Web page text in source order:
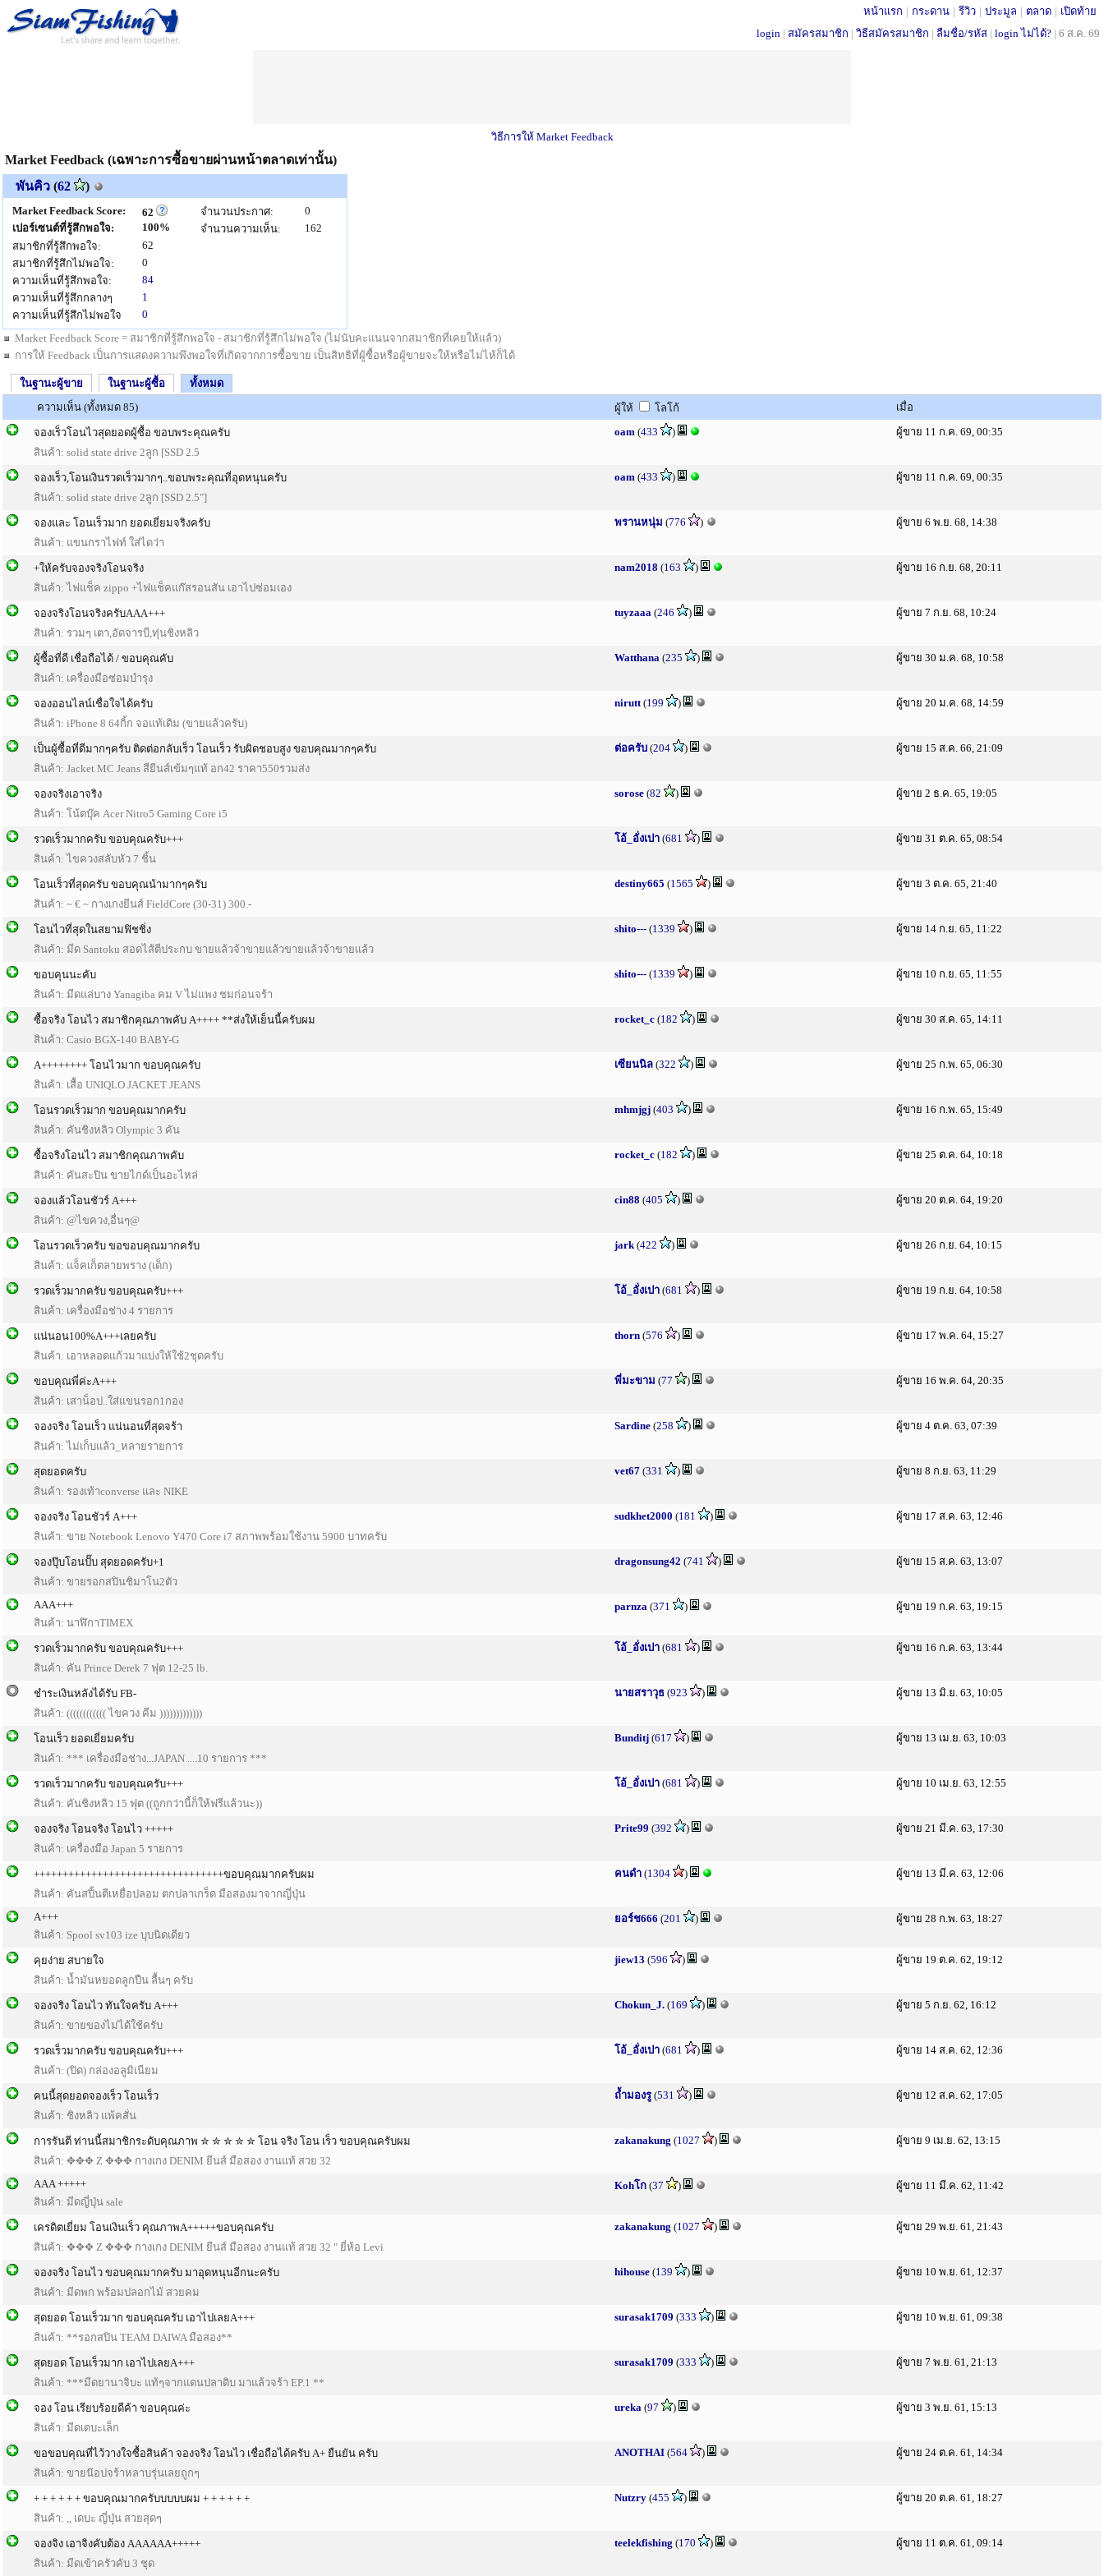
หน้าแรก | กระดาน | รีวิว | ประมูล | ตลาด | เปิดท้าย
login | สมัครสมาชิก | วิธีสมัครสมาชิก | ลืมชื่อ/รหัส | login ไม่ได้? | 6 ส.ค. 69
วิธีการให้ Market Feedback
Market Feedback (เฉพาะการซื้อขายผ่านหน้าตลาดเท่านั้น)
พันคิว (62 )
Market Feedback Score:
62
เปอร์เซนต์ที่รู้สึกพอใจ:
100%
สมาชิกที่รู้สึกพอใจ:
62
สมาชิกที่รู้สึกไม่พอใจ:
0
ความเห็นที่รู้สึกพอใจ:
84
ความเห็นที่รู้สึกกลางๆ
1
ความเห็นที่รู้สึกไม่พอใจ
0
จำนวนประกาศ:
0
จำนวนความเห็น:
162
Market Feedback Score = สมาชิกที่รู้สึกพอใจ - สมาชิกที่รู้สึกไม่พอใจ (ไม่นับคะแนนจากสมาชิกที่เคยให้แล้ว)
การให้ Feedback เป็นการแสดงความพึงพอใจที่เกิดจากการซื้อขาย เป็นสิทธิที่ผู้ซื้อหรือผู้ขายจะให้หรือไม่ไห้ก็ได้
ในฐานะผู้ขาย ในฐานะผู้ซื้อ
ทั้งหมด
ความเห็น (ทั้งหมด 85)
ผู้ให้ โลโก้ เมื่อ
จองเร็วโอนไวสุดยอดผู้ซื้อ ขอบพระคุณครับ
สินค้า: solid state drive 2ลูก [SSD 2.5
oam (433 ) ผู้ขาย 11 ก.ค. 69, 00:35
จองเร็ว,โอนเงินรวดเร็วมากๆ..ขอบพระคุณที่อุดหนุนครับ
สินค้า: solid state drive 2ลูก [SSD 2.5"]
oam (433 ) ผู้ขาย 11 ก.ค. 69, 00:35
จองและ โอนเร็วมาก ยอดเยี่ยมจริงครับ
สินค้า: แขนกราไฟท์ ใส่ไดว่า
พรานหนุ่ม (776 ) ผู้ขาย 6 พ.ย. 68, 14:38
+ให้ครับจองจริงโอนจริง
สินค้า: ไฟแช็ค zippo +ไฟแช็คแก๊สรอนสัน เอาไปซ่อมเอง
nam2018 (163 ) ผู้ขาย 16 ก.ย. 68, 20:11
จองจริงโอนจริงครับAAA+++
สินค้า: รวมๆ เตา,อัดจารบี,ทุ่นชิงหลิว
tuyzaaa (246 ) ผู้ขาย 7 ก.ย. 68, 10:24
ผู้ซื้อที่ดี เชื่อถือได้ / ขอบคุณคับ
สินค้า: เครื่องมือซ่อมบำรุง
Watthana (235 ) ผู้ขาย 30 ม.ค. 68, 10:58
จองออนไลน์เชื่อใจได้ครับ
สินค้า: iPhone 8 64กิ้ก จอแท้เดิม (ขายแล้วครับ)
nirutt(199 ) ผู้ขาย 20 ม.ค. 68, 14:59
เป็นผู้ซื้อที่ดีมากๆครับ ติดต่อกลับเร็ว โอนเร็ว รับผิดชอบสูง ขอบคุณมากๆครับ
สินค้า: Jacket MC Jeans สียีนส์เข้มๆแท้ อก42 ราคา550รวมส่ง
ต่อครับ (204 ) ผู้ขาย 15 ส.ค. 66, 21:09
จองจริงเอาจริง
สินค้า: โน้ตบุ๊ค Acer Nitro5 Gaming Core i5
sorose (82 ) ผู้ขาย 2 ธ.ค. 65, 19:05
รวดเร็วมากครับ ขอบคุณครับ+++
สินค้า: ไขควงสลับหัว 7 ชิ้น
โอ้_อั่งเปา (681 ) ผู้ขาย 31 ต.ค. 65, 08:54
โอนเร็วที่สุดครับ ขอบคุณน้ามากๆครับ
สินค้า: ~ € ~ กางเกงยีนส์ FieldCore (30-31) 300.-
destiny665 (1565 ) ผู้ขาย 3 ต.ค. 65, 21:40
โอนไวที่สุดในสยามฟิชชิ่ง
สินค้า: มีด Santoku สอดไส้ตีประกบ ขายแล้วจ้าขายแล้วขายแล้วจ้าขายแล้ว
shito--- (1339 ) ผู้ขาย 14 ก.ย. 65, 11:22
ขอบคุนนะคับ
สินค้า: มีดแล่บาง Yanagiba คม V ไม่แพง ชมก่อนจร้า
shito--- (1339 ) ผู้ขาย 10 ก.ย. 65, 11:55
ซื้อจริง โอนไว สมาชิกคุณภาพคับ A++++ **ส่งให้เย็นนี้ครับผม
สินค้า: Casio BGX-140 BABY-G
rocket_c (182 ) ผู้ขาย 30 ส.ค. 65, 14:11
A++++++++ โอนไวมาก ขอบคุณครับ
สินค้า: เสื้อ UNIQLO JACKET JEANS
เซียนนิล (322 ) ผู้ขาย 25 ก.พ. 65, 06:30
โอนรวดเร็วมาก ขอบคุณมากครับ
สินค้า: คันชิงหลิว Olympic 3 คัน
mhmjgj (403 ) ผู้ขาย 16 ก.พ. 65, 15:49
ซื้อจริงโอนไว สมาชิกคุณภาพคับ
สินค้า: คันสะปิน ขายไกด์เป็นอะไหล่
rocket_c (182 ) ผู้ขาย 25 ต.ค. 64, 10:18
จองแล้วโอนชัวร์ A+++
สินค้า: @ไขควง,อื่นๆ@
cin88 (405 ) ผู้ขาย 20 ต.ค. 64, 19:20
โอนรวดเร็วครับ ขอขอบคุณมากครับ
สินค้า: แจ็คเก็ตลายพราง (เด็ก)
jark(422 ) ผู้ขาย 26 ก.ย. 64, 10:15
รวดเร็ว​มากครับ​ ​ขอบคุณ​ครับ​+++
สินค้า: เครื่องมือช่าง 4 รายการ
โอ้_อั่งเปา (681 ) ผู้ขาย 19 ก.ย. 64, 10:58
แน่นอน100%A+++เลยครับ
สินค้า: เอาหลอดแก้วมาแบ่งให้ใช้2ชุดครับ​
thorn (576 ) ผู้ขาย 17 พ.ค. 64, 15:27
ขอบคุณพี่ค่ะA+++
สินค้า: เสาน็อป..ใส่แขนรอก1กอง
พี่มะขาม (77 ) ผู้ขาย 16 พ.ค. 64, 20:35
จองจริง โอนเร็ว แน่นอนที่สุดจร้า
สินค้า: ไม่เก็บแล้ว_หลายรายการ
Sardine (258 ) ผู้ขาย 4 ต.ค. 63, 07:39
สุดยอดครับ
สินค้า: รองเท้าconverse และ NIKE
vet67 (331 ) ผู้ขาย 8 ก.ย. 63, 11:29
จองจริง โอนชัวร์ A+++
สินค้า: ขาย Notebook Lenovo Y470 Core i7 สภาพพร้อมใช้งาน 5900 บาทครับ
sudkhet2000 (181 ) ผู้ขาย 17 ส.ค. 63, 12:46
จองปุ๊บโอนปั๊บ สุดยอดครับ+1
สินค้า: ขายรอกสปินชิมาโน2ตัว
dragonsung42 (741 ) ผู้ขาย 15 ส.ค. 63, 13:07
AAA+++
สินค้า: นาฬิกาTIMEX
parnza (371 ) ผู้ขาย 19 ก.ค. 63, 19:15
รวดเร็วมากครับ ขอบคุณครับ+++
สินค้า: คัน Prince Derek 7 ฟุต 12-25 lb.
โอ้_อั่งเปา (681 ) ผู้ขาย 16 ก.ค. 63, 13:44
ชำระเงินหลังได้รับ FB-
สินค้า: (((((((((((( ไขควง คีม )))))))))))))
นายสราวุธ (923 ) ผู้ขาย 13 มิ.ย. 63, 10:05
โอนเร็ว ยอดเยี่ยมครับ
สินค้า: *** เครื่องมือช่าง...JAPAN ....10 รายการ ***
Bunditj (617 ) ผู้ขาย 13 เม.ย. 63, 10:03
รวดเร็วมากครับ ขอบคุณครับ+++
สินค้า: คันชิงหลิว 15 ฟุต ((ถูกกว่านี้ก็ให้ฟรีแล้วนะ))
โอ้_อั่งเปา (681 ) ผู้ขาย 10 เม.ย. 63, 12:55
จองจริง โอนจริง โอนไว +++++
สินค้า: เครื่องมือ Japan 5 รายการ
Prite99 (392 ) ผู้ขาย 21 มี.ค. 63, 17:30
+++++++++++++++++++++++++++++++++ขอบคุณมากครับผม
สินค้า: คันสปิ้นตีเหยื่อปลอม ตกปลาเกร็ด มือสองมาจากญี่ปุ่น
คนดำ (1304 ) ผู้ขาย 13 มี.ค. 63, 12:06
A+++
สินค้า: Spool sv103 ize บุบนิดเดียว
ยอร์ช666 (201 ) ผู้ขาย 28 ก.พ. 63, 18:27
คุยง่าย สบายใจ
สินค้า: น้ำมันหยอดลูกปืน ลื้นๆ ครับ
jiew13 (596 ) ผู้ขาย 19 ต.ค. 62, 19:12
จองจริง โอนไว ทันใจครับ A+++
สินค้า: ขายของไม่ได้ใช้ครับ
Chokun_J. (169 ) ผู้ขาย 5 ก.ย. 62, 16:12
รวดเร็วมากครับ ขอบคุณครับ+++
สินค้า: (ปิด) กล่องอลูมิเนียม
โอ้_อั่งเปา (681 ) ผู้ขาย 14 ส.ค. 62, 12:36
คนนี้สุดยอดจองเร็ว โอนเร็ว
สินค้า: ชิงหลิว แพ้คสั่น
ถ้ำมองรู (531 ) ผู้ขาย 12 ส.ค. 62, 17:05
การรันตี ท่านนี้สมาชิกระดับคุณภาพ ✮ ✮ ✮ ✮ ✮ โอน จริง โอน เร็ว ขอบคุณครับผม
สินค้า: ✥✥✥ Z ✥✥✥ กางเกง DENIM ยีนส์ มือสอง งานแท้ สวย 32
zakanakung (1027 ) ผู้ขาย 9 เม.ย. 62, 13:15
AAA +++++
สินค้า: มีดญี่ปุ่น​ sale
Kohโก (37 ) ผู้ขาย 11 มี.ค. 62, 11:42
เครดิตเยี่ยม โอนเงินเร็ว คุณภาพA+++++ขอบคุณครับ
สินค้า: ✥✥✥ Z ✥✥✥ กางเกง DENIM ยีนส์ มือสอง งานแท้ สวย 32 " ยี่ห้อ Levi
zakanakung (1027 ) ผู้ขาย 29 พ.ย. 61, 21:43
จองจริง โอนไว ขอบคุณมากครับ มาอุดหนุนอีกนะครับ
สินค้า: มีดพก พร้อมปลอกไม้ สวยคม
hihouse (139 ) ผู้ขาย 10 พ.ย. 61, 12:37
สุดยอด โอนเร็วมาก ขอบคุณครับ เอาไปเลยA+++
สินค้า: **รอกสปิน TEAM DAIWA มือสอง**
surasak1709 (333 ) ผู้ขาย 10 พ.ย. 61, 09:38
สุดยอด โอนเร็วมาก เอาไปเลยA+++
สินค้า: ***มีดยานาจิบะ แท้ๆจากแดนปลาดิบ มาแล้วจร้า EP.1 **
surasak1709 (333 ) ผู้ขาย 7 พ.ย. 61, 21:13
จอง โอน เรียบร้อยดีค้า ขอบคุณค่ะ
สินค้า: มีดเดบะเล็ก
ureka (97 ) ผู้ขาย 3 พ.ย. 61, 15:13
ขอขอบคุณที่ไว้วางใจซื้อสินค้า จองจริง โอนไว เชื่อถือได้ครับ A+ ยืนยัน ครับ
สินค้า: ขายน๊อปจร้าหลาบรุ่นเลยถูกๆ
ANOTHAI (564 ) ผู้ขาย 24 ต.ค. 61, 14:34
+ + + + + + ขอบคุณมากครับบบบบผม + + + + + +
สินค้า: ,, เดบะ ญี่ปุ่น สวยสุดๆ
Nutzry (455 ) ผู้ขาย 20 ต.ค. 61, 18:27
จองจิง เอาจิงคับต้อง AAAAAA+++++
สินค้า: มีดเข้าครัวคับ 3 ชุด
teelekfishing (170 ) ผู้ขาย 11 ต.ค. 61, 09:14